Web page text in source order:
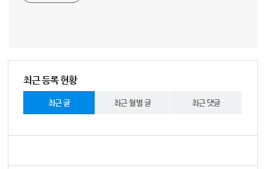
최근 등록 현황
최근 글 최근 월별 글 최근 댓글